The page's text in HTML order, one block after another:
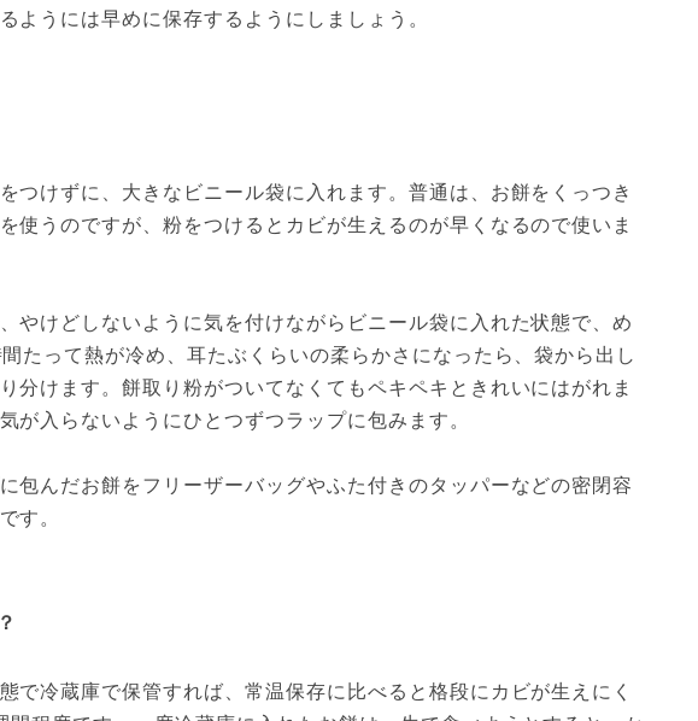
ようには早めに保存するようにしましょう。
つけずに、大きなビニール袋に入れます。普通は、お餅をくっつき
使うのですが、粉をつけるとカビが生えるのが早くなるので使いま
やけどしないように気を付けながらビニール袋に入れた状態で、め
たって熱が冷め、耳たぶくらいの柔らかさになったら、袋から出し
分けます。餅取り粉がついてなくてもペキペキときれいにはがれま
が入らないようにひとつずつラップに包みます。
包んだお餅をフリーザーバッグやふた付きのタッパーなどの密閉容
で冷蔵庫で保管すれば、常温保存に比べると格段にカビが生えにく